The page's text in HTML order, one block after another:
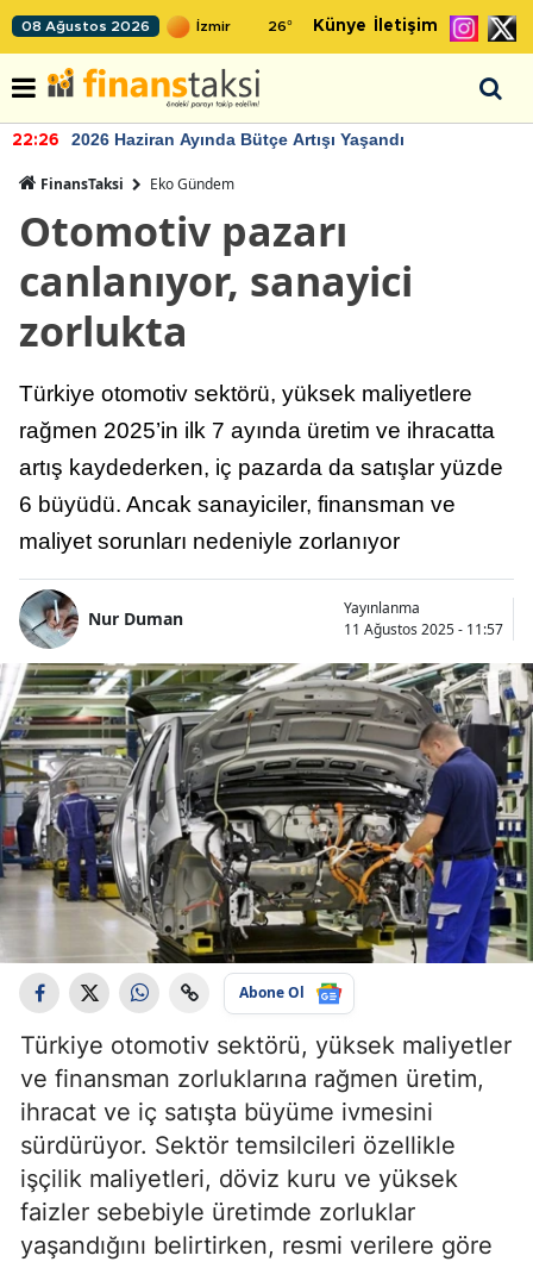
08 Ağustos 2026 26° Künye İletişim
22:26 2026 Haziran Ayında Bütçe Artışı Yaşandı
FinansTaksi Eko Gündem
Otomotiv pazarı
canlanıyor, sanayici
zorlukta
Türkiye otomotiv sektörü, yüksek maliyetlere
rağmen 2025’in ilk 7 ayında üretim ve ihracatta
artış kaydederken, iç pazarda da satışlar yüzde
6 büyüdü. Ancak sanayiciler, finansman ve
maliyet sorunları nedeniyle zorlanıyor
Nur Duman
Yayınlanma
11 Ağustos 2025 - 11:57
Abone Ol
Türkiye otomotiv sektörü, yüksek maliyetler
ve finansman zorluklarına rağmen üretim,
ihracat ve iç satışta büyüme ivmesini
sürdürüyor. Sektör temsilcileri özellikle
işçilik maliyetleri, döviz kuru ve yüksek
faizler sebebiyle üretimde zorluklar
yaşandığını belirtirken, resmi verilere göre